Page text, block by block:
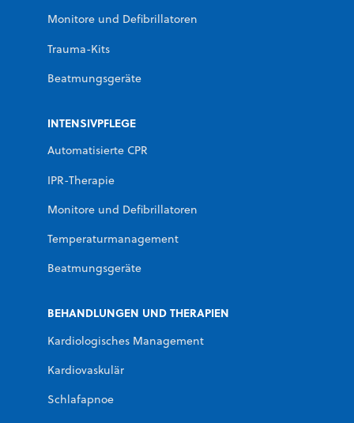
Monitore und Defibrillatoren
Trauma-Kits
Beatmungsgeräte
INTENSIVPFLEGE
Automatisierte CPR
IPR-Therapie
Monitore und Defibrillatoren
Temperaturmanagement
Beatmungsgeräte
BEHANDLUNGEN UND THERAPIEN
Kardiologisches Management
Kardiovaskulär
Schlafapnoe